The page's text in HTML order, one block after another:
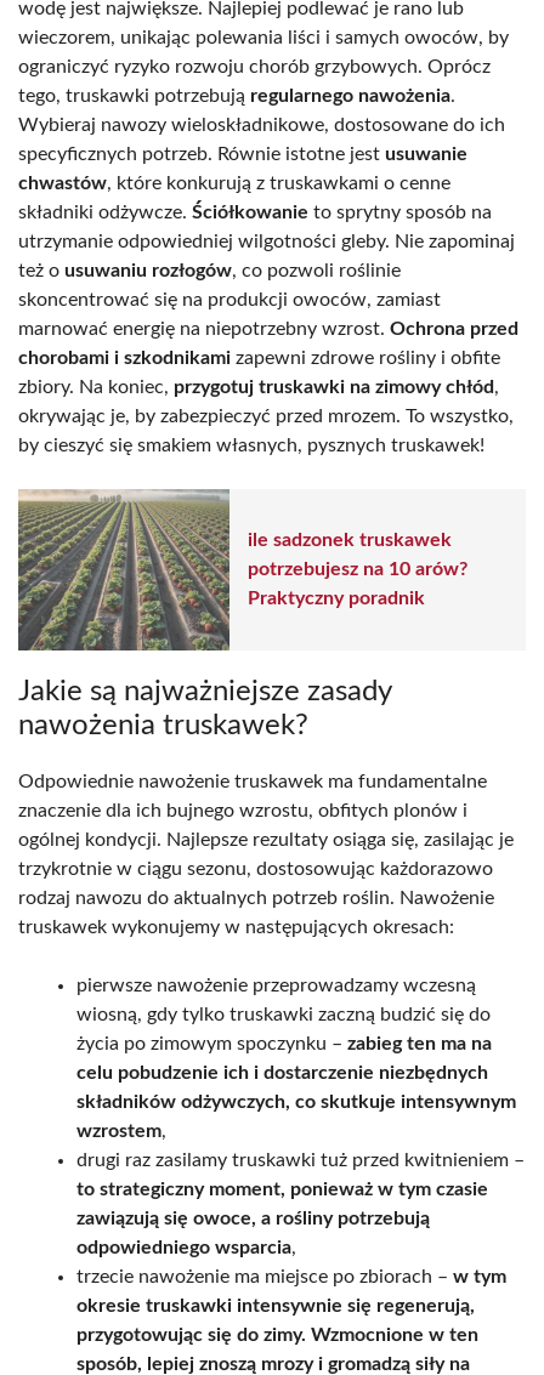
wodę jest największe. Najlepiej podlewać je rano lub
wieczorem, unikając polewania liści i samych owoców, by
ograniczyć ryzyko rozwoju chorób grzybowych. Oprócz
tego, truskawki potrzebują regularnego nawożenia.
Wybieraj nawozy wieloskładnikowe, dostosowane do ich
specyficznych potrzeb. Równie istotne jest usuwanie
chwastów, które konkurują z truskawkami o cenne
składniki odżywcze. Ściółkowanie to sprytny sposób na
utrzymanie odpowiedniej wilgotności gleby. Nie zapominaj
też o usuwaniu rozłogów, co pozwoli roślinie
skoncentrować się na produkcji owoców, zamiast
marnować energię na niepotrzebny wzrost. Ochrona przed
chorobami i szkodnikami zapewni zdrowe rośliny i obfite
zbiory. Na koniec, przygotuj truskawki na zimowy chłód,
okrywając je, by zabezpieczyć przed mrozem. To wszystko,
by cieszyć się smakiem własnych, pysznych truskawek!
ile sadzonek truskawek
potrzebujesz na 10 arów?
Praktyczny poradnik
Jakie są najważniejsze zasady
nawożenia truskawek?
Odpowiednie nawożenie truskawek ma fundamentalne
znaczenie dla ich bujnego wzrostu, obfitych plonów i
ogólnej kondycji. Najlepsze rezultaty osiąga się, zasilając je
trzykrotnie w ciągu sezonu, dostosowując każdorazowo
rodzaj nawozu do aktualnych potrzeb roślin. Nawożenie
truskawek wykonujemy w następujących okresach:
pierwsze nawożenie przeprowadzamy wczesną
wiosną, gdy tylko truskawki zaczną budzić się do
życia po zimowym spoczynku – zabieg ten ma na
celu pobudzenie ich i dostarczenie niezbędnych
składników odżywczych, co skutkuje intensywnym
wzrostem,
drugi raz zasilamy truskawki tuż przed kwitnieniem –
to strategiczny moment, ponieważ w tym czasie
zawiązują się owoce, a rośliny potrzebują
odpowiedniego wsparcia,
trzecie nawożenie ma miejsce po zbiorach – w tym
okresie truskawki intensywnie się regenerują,
przygotowując się do zimy. Wzmocnione w ten
sposób, lepiej znoszą mrozy i gromadzą siły na